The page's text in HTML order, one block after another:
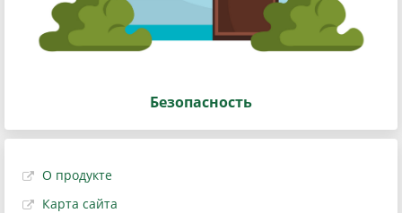
Безопасность
О продукте
Карта сайта